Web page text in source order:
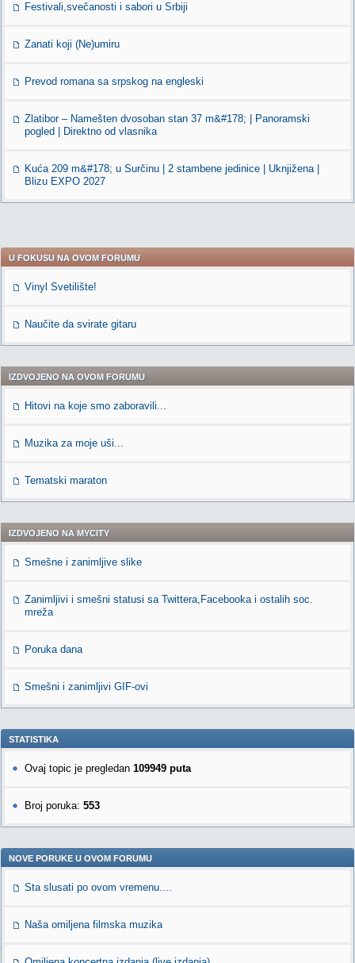
Festivali,svečanosti i sabori u Srbiji
Zanati koji (Ne)umiru
Prevod romana sa srpskog na engleski
Zlatibor – Namešten dvosoban stan 37 m&#178; | Panoramski
pogled | Direktno od vlasnika
Kuća 209 m&#178; u Surčinu | 2 stambene jedinice | Uknjižena |
Blizu EXPO 2027
U FOKUSU NA OVOM FORUMU
Vinyl Svetilište!
Naučite da svirate gitaru
IZDVOJENO NA OVOM FORUMU
Hitovi na koje smo zaboravili...
Muzika za moje uši...
Tematski maraton
IZDVOJENO NA MYCITY
Smešne i zanimljive slike
Zanimljivi i smešni statusi sa Twittera,Facebooka i ostalih soc.
mreža
Poruka dana
Smešni i zanimljivi GIF-ovi
STATISTIKA
Ovaj topic je pregledan 109949 puta
Broj poruka: 553
NOVE PORUKE U OVOM FORUMU
Sta slusati po ovom vremenu....
Naša omiljena filmska muzika